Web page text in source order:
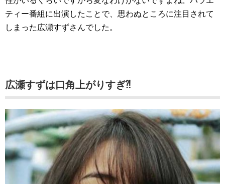
ティー番組に出演したことで、思わぬところに注目されて
しまった広瀬すずさんでした。
広瀬すずは口角上がりすぎ⁈